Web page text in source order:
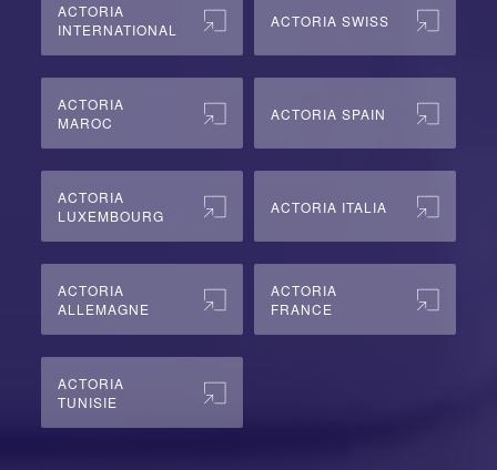
ACTORIA
INTERNATIONAL
ACTORIA SWISS
ACTORIA
MAROC
ACTORIA SPAIN
ACTORIA
LUXEMBOURG
ACTORIA ITALIA
ACTORIA
ALLEMAGNE
ACTORIA
FRANCE
ACTORIA
TUNISIE